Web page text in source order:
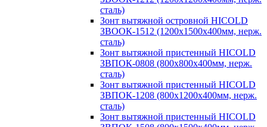
сталь)
Зонт вытяжной островной HICOLD
ЗВООК-1512 (1200х1500х400мм, нерж.
сталь)
Зонт вытяжной пристенный HICOLD
ЗВПОК-0808 (800х800х400мм, нерж.
сталь)
Зонт вытяжной пристенный HICOLD
ЗВПОК-1208 (800х1200х400мм, нерж.
сталь)
Зонт вытяжной пристенный HICOLD